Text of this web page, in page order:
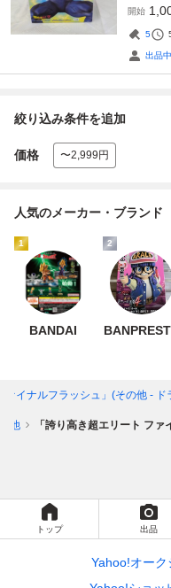
開始
5
出品
絞り込み条件を追加
価格 〜2,999円
人気のメーカー・ブランド
1
BANDAI
2
ァイナルフラッシュ」(その他 - ド
他 「誇り高き超エリート フ
トップ 出品
Yahoo!オーク